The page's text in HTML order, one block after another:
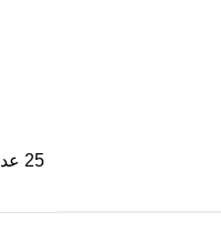
25 عدد